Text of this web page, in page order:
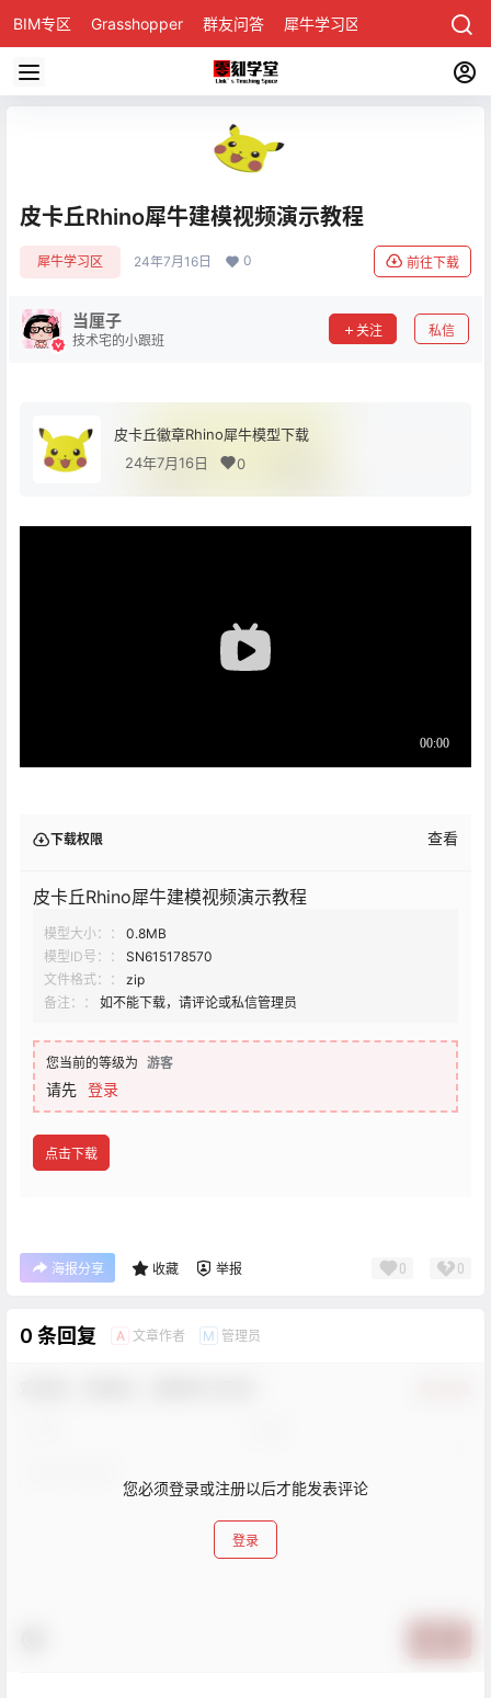
BIM专区 Grasshopper 群友问答 犀牛学习区
皮卡丘Rhino犀牛建模视频演示教程
犀牛学习区 24年7月16日 0 前往下载
当厘子
技术宅的小跟班
关注 私信
皮卡丘徽章Rhino犀牛模型下载
24年7月16日
0
下载权限 查看
皮卡丘Rhino犀牛建模视频演示教程
模型大小：：
0.8MB
模型ID号：：
SN615178570
文件格式：：
zip
备注：：
如不能下载，请评论或私信管理员
您当前的等级为 游客
请先 登录
点击下载
海报分享 收藏 举报 0 0
0 条回复 A 文章作者 M 管理员
您必须登录或注册以后才能发表评论
登录